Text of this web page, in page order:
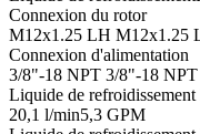
Connexion du rotor
M12x1.25 LH M12x1.25
Connexion d'alimentation
3/8"-18 NPT 3/8"-18 NPT
Liquide de
20,1 l/min5,3 GPM